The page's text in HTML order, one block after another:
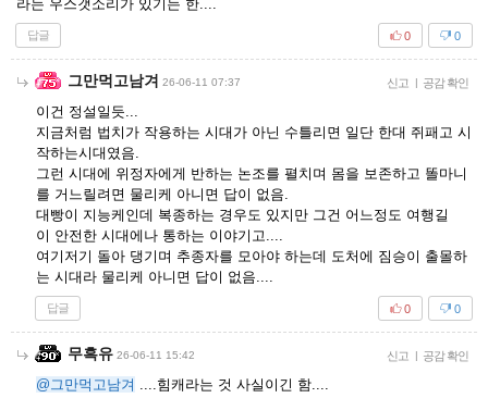
라는 우스갯소리가 있기는 한....
답글 0
0
그만먹고남겨 26-06-11 07:37 신고 공감 확인
이건 정설일듯...
지금처럼 법치가 작용하는 시대가 아닌 수틀리면 일단 한대 쥐패고 시
작하는시대였음.
그런 시대에 위정자에게 반하는 논조를 펼치며 몸을 보존하고 똘마니
를 거느릴려면 물리케 아니면 답이 없음.
대빵이 지능케인데 복종하는 경우도 있지만 그건 어느정도 여행길
이 안전한 시대에나 통하는 이야기고....
여기저기 돌아 댕기며 추종자를 모아야 하는데 도처에 짐승이 출몰하
는 시대라 물리케 아니면 답이 없음....
답글 0
0
무흑유 26-06-11 15:42 신고 공감 확인
@그만먹고남겨 ....힘캐라는 것 사실이긴 함....